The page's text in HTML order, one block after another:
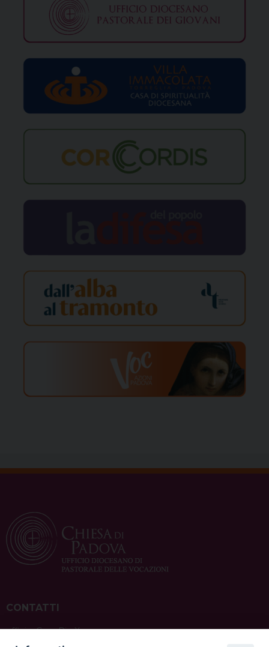
CONTATTI
ufficio: Casa Pio X
via Bonporti, 20 – 35141 Padova